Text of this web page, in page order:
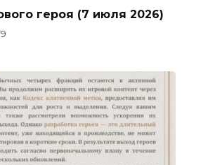
героя (7 июля 2026)